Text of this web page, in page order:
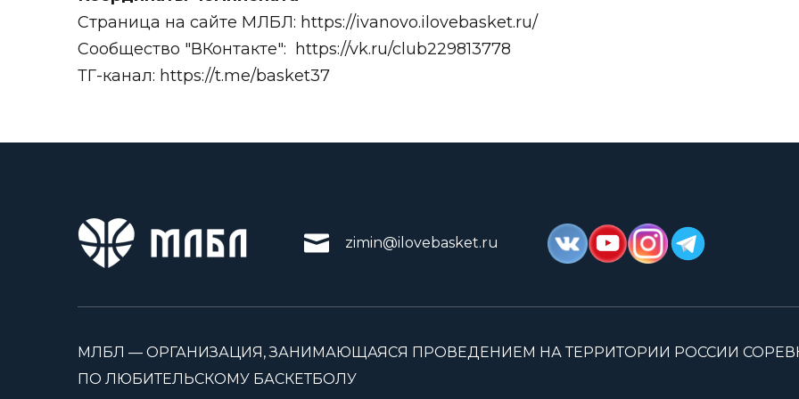
Страница на сайте МЛБЛ: https://ivanovo.ilovebasket.ru/
Сообщество "ВКонтакте": https://vk.ru/club229813778
ТГ-канал: https://t.me/basket37
zimin@ilovebasket.ru
МЛБЛ — ОРГАНИЗАЦИЯ, ЗАНИМАЮЩАЯСЯ ПРОВЕДЕНИЕМ НА ТЕРРИТОРИИ РОССИИ
ПО ЛЮБИТЕЛЬСКОМУ БАСКЕТБОЛУ